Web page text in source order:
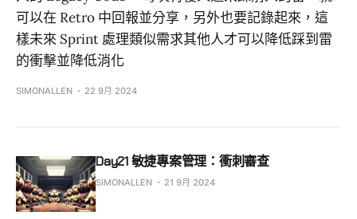
可以在 Retro 中回報並分享，另外也要記錄起來，這
樣未來 Sprint 處理類似需求其他人才可以降低踩到雷
的衝擊並降低消化
SIMONALLEN 22 9月 2024
Day21 敏捷專案管理：衝刺審查
SIMONALLEN 21 9月 2024